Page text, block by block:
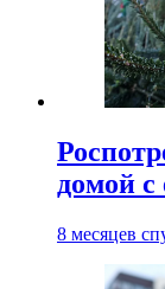
домой с
8 месяцев